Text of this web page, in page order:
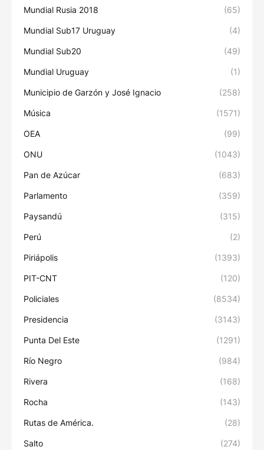
Mundial Rusia 2018 (65)
Mundial Sub17 Uruguay (4)
Mundial Sub20 (49)
Mundial Uruguay (1)
Municipio de Garzón y José Ignacio (258)
Música (1571)
OEA (99)
ONU (1043)
Pan de Azúcar (683)
Parlamento (359)
Paysandú (315)
Perú (2)
Piriápolis (1393)
PIT-CNT (120)
Policiales (8534)
Presidencia (3143)
Punta Del Este (1291)
Río Negro (984)
Rivera (168)
Rocha (143)
Rutas de América. (28)
Salto (274)